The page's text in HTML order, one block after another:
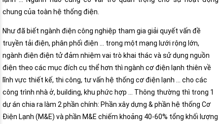
chung của toàn hệ thống điện.
Như đã biết ngành điện công nghiệp tham gia giải quyết vấn đề
truyền tải điện, phân phối điện … trong một mạng lưới rộng lớn,
ngành điện điện tử đảm nhiệm vai trò khai thác và sử dụng nguồn
điện theo các mục đích cụ thể hơn thì ngành cơ điện lạnh thiên về
lĩnh vực thiết kế, thi công, tư vấn hệ thống cơ điện lạnh … cho các
công trình nhà ở, building, khu phức hợp … Thông thường thì trong 1
dự án chia ra làm 2 phần chính: Phần xây dựng & phần hệ thống Cơ
Điện Lạnh (M&E) và phần M&E chiếm khoảng 40-60% tổng khối lượng